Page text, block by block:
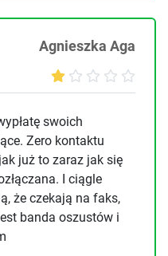
Agnieszka Aga
swoich
Zero kontaktu
już to zaraz jak się
I ciągle
że czekają na faks,
banda oszustów i